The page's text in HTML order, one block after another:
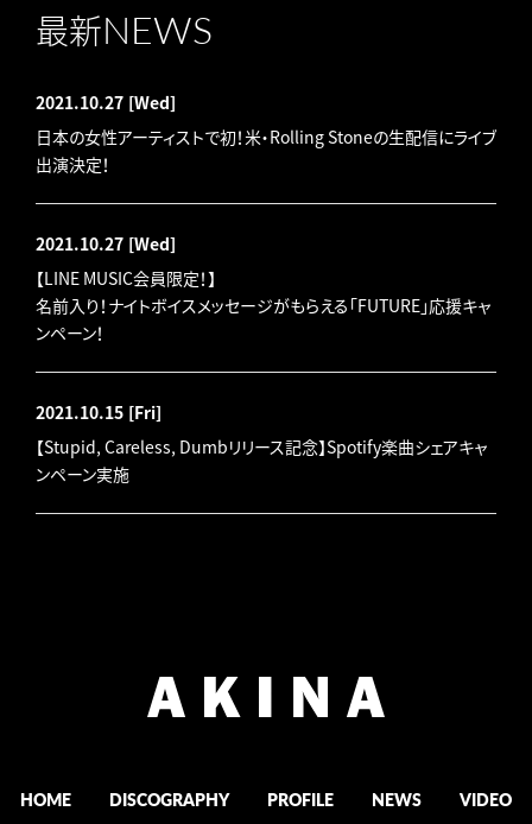
最新NEWS
2021.10.27 [Wed]
日本の女性アーティストで初！米・Rolling Stoneの生配信にライブ
出演決定！
2021.10.27 [Wed]
【LINE MUSIC会員限定！】
名前入り！ナイトボイスメッセージがもらえる「FUTURE」応援キャ
ンペーン！
2021.10.15 [Fri]
【Stupid, Careless, Dumbリリース記念】Spotify楽曲シェアキャ
ンペーン実施
HOME DISCOGRAPHY PROFILE NEWS VIDEO